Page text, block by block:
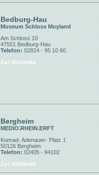
Bedburg-Hau
Museum Schloss Moyland
Am Schloss 10
47551 Bedburg-Hau
Telefon: 02824 - 95 10 60
Zur Webseite
Bergheim
MEDIO.RHEIN.ERFT
Konrad- Adenauer- Platz 1
50126 Bergheim
Telefon: 02405 - 94102
Zur Webseite